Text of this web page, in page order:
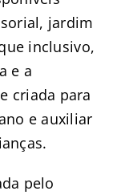
jardim
inclusivo,
e a
criada para
e auxiliar
pelo